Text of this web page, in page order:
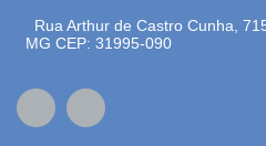
Rua Arthur de Castro Cunha,
MG CEP: 31995-090